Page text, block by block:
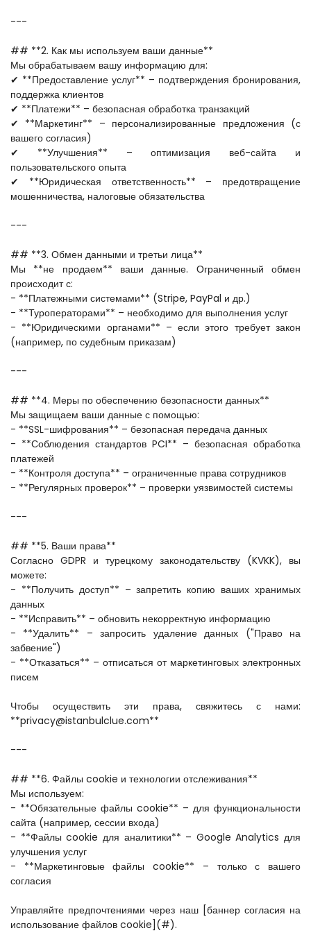
---
## **2. Как мы используем ваши данные**
Мы обрабатываем вашу информацию для:
✔ **Предоставление услуг** – подтверждения бронирования,
поддержка клиентов
✔ **Платежи** – безопасная обработка транзакций
✔ **Маркетинг** – персонализированные предложения (с
вашего согласия)
✔ **Улучшения** – оптимизация веб-сайта и
пользовательского опыта
✔ **Юридическая ответственность** – предотвращение
мошенничества, налоговые обязательства
---
## **3. Обмен данными и третьи лица**
Мы **не продаем** ваши данные. Ограниченный обмен
происходит с:
- **Платежными системами** (Stripe, PayPal и др.)
- **Туроператорами** – необходимо для выполнения услуг
- **Юридическими органами** – если этого требует закон
(например, по судебным приказам)
---
## **4. Меры по обеспечению безопасности данных**
Мы защищаем ваши данные с помощью:
- **SSL-шифрования** – безопасная передача данных
- **Соблюдения стандартов PCI** – безопасная обработка
платежей
- **Контроля доступа** – ограниченные права сотрудников
- **Регулярных проверок** – проверки уязвимостей системы
---
## **5. Ваши права**
Согласно GDPR и турецкому законодательству (KVKK), вы
можете:
- **Получить доступ** – запретить копию ваших хранимых
данных
- **Исправить** – обновить некорректную информацию
- **Удалить** – запросить удаление данных ("Право на
забвение")
- **Отказаться** – отписаться от маркетинговых электронных
писем
Чтобы осуществить эти права, свяжитесь с нами:
**privacy@istanbulclue.com**
---
## **6. Файлы cookie и технологии отслеживания**
Мы используем:
- **Обязательные файлы cookie** – для функциональности
сайта (например, сессии входа)
- **Файлы cookie для аналитики** – Google Analytics для
улучшения услуг
- **Маркетинговые файлы cookie** – только с вашего
согласия
Управляйте предпочтениями через наш [баннер согласия на
использование файлов cookie](#).